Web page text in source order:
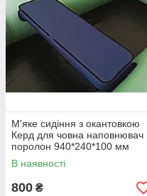
М'яке сидіння з окантовкою
Керд для човна наповнювач
поролон 940*240*100 мм
В наявності
800 ₴